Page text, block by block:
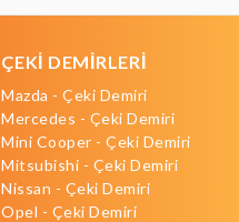
ÇEKİ DEMİRLERİ
Mazda - Çeki Demiri
Mercedes - Çeki Demiri
Mini Cooper - Çeki Demiri
Mitsubishi - Çeki Demiri
Nissan - Çeki Demiri
Opel - Çeki Demiri